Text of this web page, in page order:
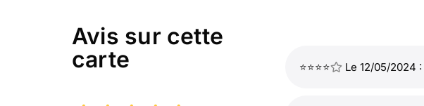
Avis sur cette
carte
⭐⭐⭐⭐ Le 12/05/2024